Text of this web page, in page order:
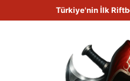
Türkiye'nin İlk